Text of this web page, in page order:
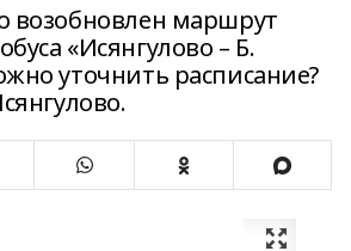
возобновлен маршрут
«Исянгулово – Б.
уточнить расписание?